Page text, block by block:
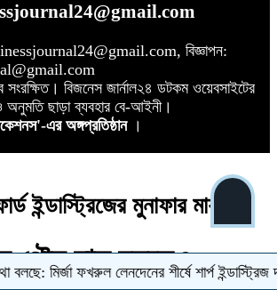
বিজ্ঞাপন:
বিজনেস জার্নাল২৪ ডটকম ওয়েবসাইটের
অনুমতি ছাড়া ব্যবহার বে-আইনী।
এর অঙ্গপ্রতিষ্ঠান ।
ফখরুললেনদেনের শীর্ষে শার্প ইন্ডাস্ট্রিজদরবৃদ্ধির
ইন্ডাস্ট্রিজের মুনাফার মায়াজাল
পৌষ মাস চললেও